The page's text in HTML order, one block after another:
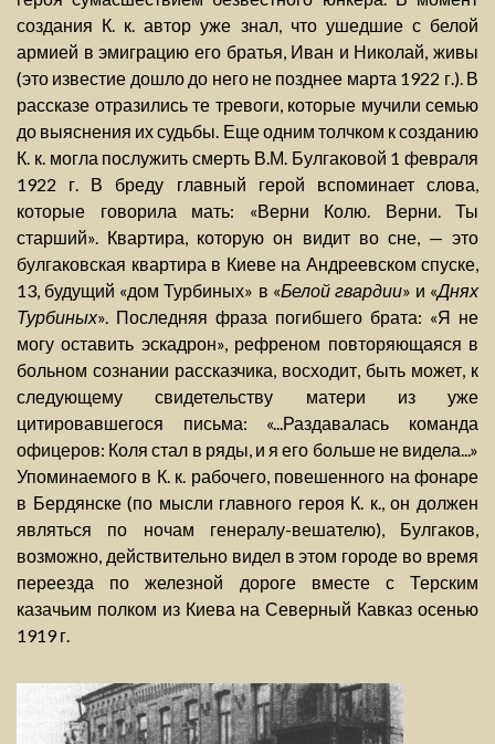
создания К. к. автор уже знал, что ушедшие с белой
армией в эмиграцию его братья, Иван и Николай, живы
(это известие дошло до него не позднее марта 1922 г.). В
рассказе отразились те тревоги, которые мучили семью
до выяснения их судьбы. Еще одним толчком к созданию
К. к. могла послужить смерть В.М. Булгаковой 1 февраля
1922 г. В бреду главный герой вспоминает слова,
которые говорила мать: «Верни Колю. Верни. Ты
старший». Квартира, которую он видит во сне, — это
булгаковская квартира в Киеве на Андреевском спуске,
13, будущий «дом Турбиных» в «Белой гвардии» и «Днях
Турбиных». Последняя фраза погибшего брата: «Я не
могу оставить эскадрон», рефреном повторяющаяся в
больном сознании рассказчика, восходит, быть может, к
следующему свидетельству матери из уже
цитировавшегося письма: «...Раздавалась команда
офицеров: Коля стал в ряды, и я его больше не видела...»
Упоминаемого в К. к. рабочего, повешенного на фонаре
в Бердянске (по мысли главного героя К. к., он должен
являться по ночам генералу-вешателю), Булгаков,
возможно, действительно видел в этом городе во время
переезда по железной дороге вместе с Терским
казачьим полком из Киева на Северный Кавказ осенью
1919 г.